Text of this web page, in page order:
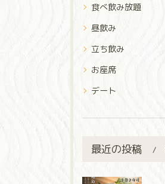
食べ飲み放題
昼飲み
立ち飲み
お座席
デート
最近の投稿